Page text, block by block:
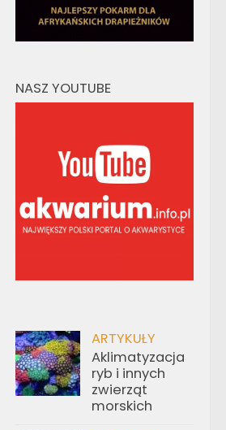
NASZ YOUTUBE
ARTYKUŁY
Aklimatyzacja
ryb i innych
zwierząt
morskich